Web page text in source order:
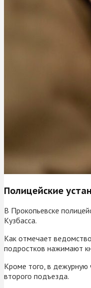
Полицейские
В Прокопьевске
Кузбасса.
Как отмечает
подростков нажимают
Кроме того, в дежурную
второго подъезда.